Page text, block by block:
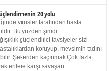
20 yolu
virüsler tarafından hasta
Bu yüzden şimdi
güçlendirici tavsiyeler sizi
koruyup, mevsimin tadını
Şekerden kaçınmak Çok fazla
karşı savaşan